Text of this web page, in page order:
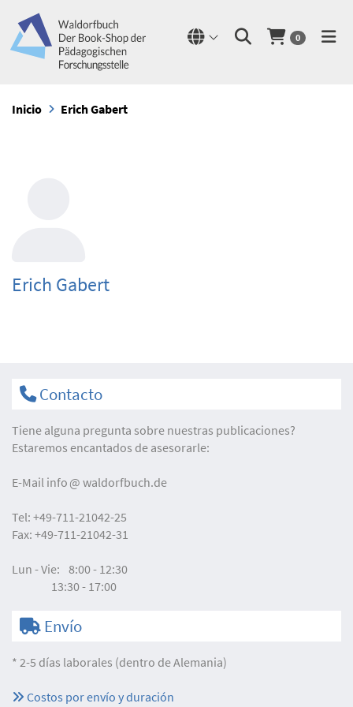
0
Inicio Erich Gabert
Erich Gabert
Contacto
Tiene alguna pregunta sobre nuestras publicaciones?
Estaremos encantados de asesorarle:
E-Mail info waldorfbuch.de
Tel: +49-711-21042-25
Fax: +49-711-21042-31
Lun - Vie: 8:00 - 12:30
13:30 - 17:00
Envío
* 2-5 días laborales (dentro de Alemania)
Costos por envío y duración